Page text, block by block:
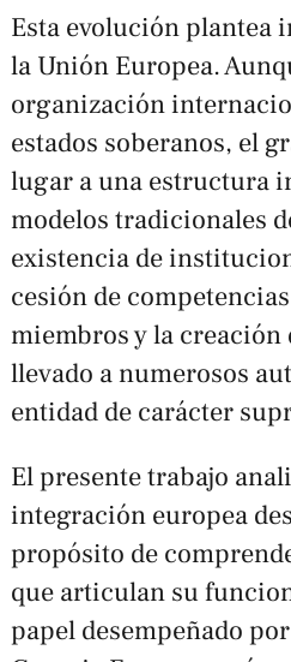
Esta evolución plantea
la Unión Europea.
organización
estados soberanos, el
lugar a una estructura
modelos tradicionales
existencia de
cesión de
miembros y la
llevado a numerosos
entidad de carácter
El presente trabajo
integración europea
propósito de
que articulan su
papel desempeñado